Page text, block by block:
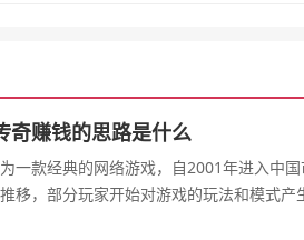
奇赚钱的思路是什么
为一款经典的网络游戏，自2001年进入中
移，部分玩家开始对游戏的玩法和模式产